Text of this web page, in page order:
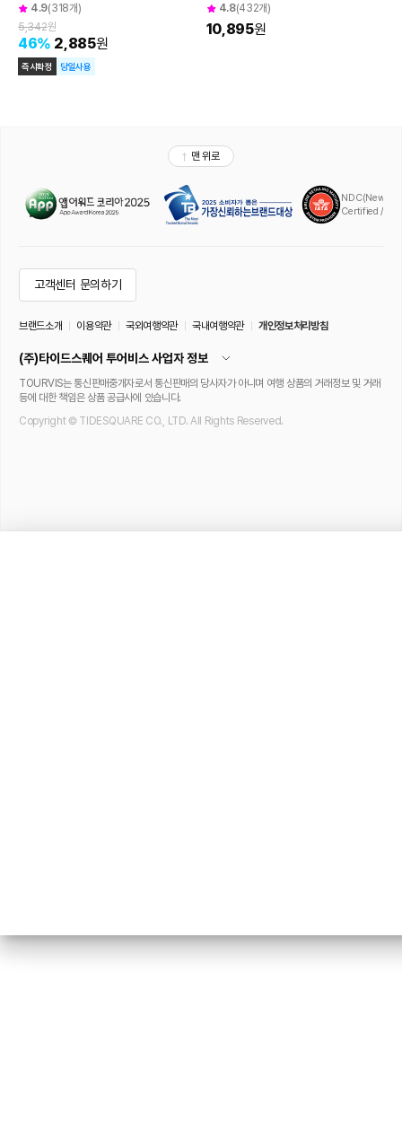
4.9(318개)
5,342원
46% 2,885원
즉시확정 당일사용
4.8(432개)
10,895원
맨 위로
NDC(New
Certified /
고객센터 문의하기
브랜드소개 이용약관 국외여행약관 국내여행약관 개인정보처리방침
(주)타이드스퀘어 투어비스 사업자 정보
TOURVIS는 통신판매중개자로서 통신판매의 당사자가 아니며 여행 상품의 거래정보 및 거래
등에 대한 책임은 상품 공급사에 있습니다.
Copyright © TIDESQUARE CO., LTD. All Rights Reserved.